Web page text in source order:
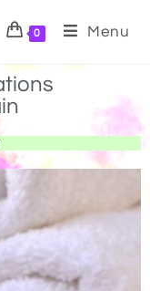
0 Menu